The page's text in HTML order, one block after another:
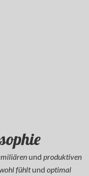
und produktiven
fühltund optimal